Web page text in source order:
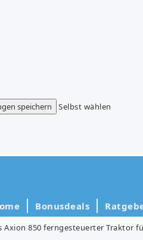
speichern
Selbst wählen
Bonusdeals
Axion 850 ferngesteuerter Traktor